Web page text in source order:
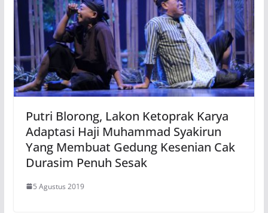
Putri Blorong, Lakon Ketoprak Karya
Adaptasi Haji Muhammad Syakirun
Yang Membuat Gedung Kesenian Cak
Durasim Penuh Sesak
5 Agustus 2019